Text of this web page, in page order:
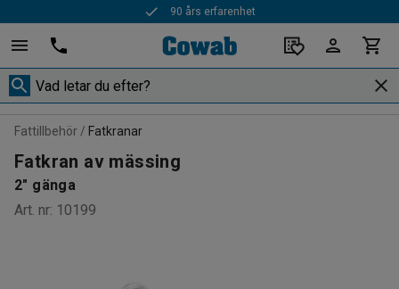
90 års erfarenhet
Fattillbehör Fatkranar
Fatkran av mässing
2" gänga
Art. nr: 10199